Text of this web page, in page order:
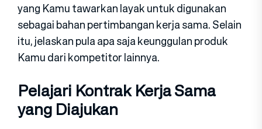
yang Kamu tawarkan layak untuk digunakan
sebagai bahan pertimbangan kerja sama. Selain
itu, jelaskan pula apa saja keunggulan produk
Kamu dari kompetitor lainnya.
Pelajari Kontrak Kerja Sama
yang Diajukan